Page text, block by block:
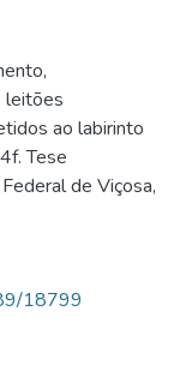
leitões
ao labirinto
Tese
de Viçosa,
18799